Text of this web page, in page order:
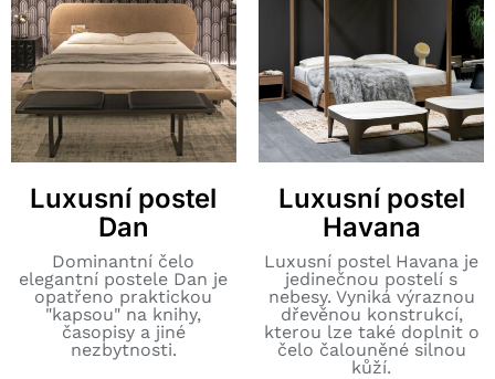
Luxusní postel
Dan
Dominantní čelo
elegantní postele Dan je
opatřeno praktickou
"kapsou" na knihy,
časopisy a jiné
nezbytnosti.
Luxusní postel
Havana
Luxusní postel Havana je
jedinečnou postelí s
nebesy. Vyniká výraznou
dřevěnou konstrukcí,
kterou lze také doplnit o
čelo čalouněné silnou
kůží.